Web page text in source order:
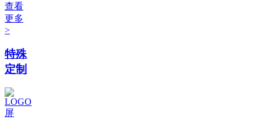
查看
更多
>
特殊
定制